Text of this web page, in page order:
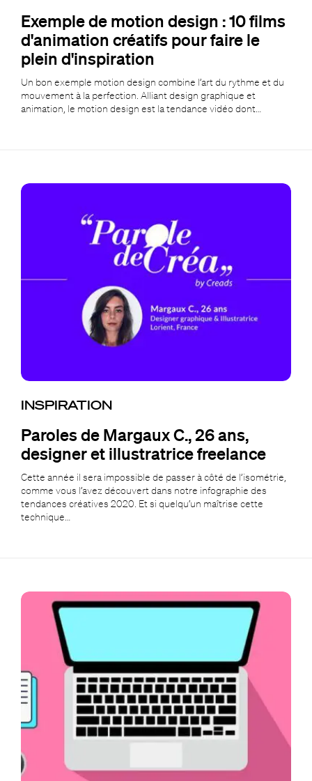
Exemple de motion design : 10 films
d'animation créatifs pour faire le
plein d'inspiration
Un bon exemple motion design combine l’art du rythme et du
mouvement à la perfection. Alliant design graphique et
animation, le motion design est la tendance vidéo dont…
INSPIRATION
Paroles de Margaux C., 26 ans,
designer et illustratrice freelance
Cette année il sera impossible de passer à côté de l’isométrie,
comme vous l’avez découvert dans notre infographie des
tendances créatives 2020. Et si quelqu’un maîtrise cette
technique…